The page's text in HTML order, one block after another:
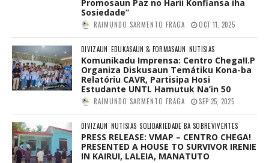
Promosaun Paz no Harii Konfiansa iha
Sosiedade”
RAIMUNDO SARMENTO FRAGA OCT 11, 2025
DIVIZAUN EDUKASAUN & FORMASAUN NUTISIAS
Komunikadu Imprensa: Centro Chega!I.P
Organiza Diskusaun Temátiku Kona-ba
Relatóriu CAVR, Partisipa Hosi
Estudante UNTL Hamutuk Na’in 50
RAIMUNDO SARMENTO FRAGA SEP 25, 2025
DIVIZAUN NUTISIAS SOLIDARIEDADE BA SOBREVIVENTES
PRESS RELEASE: VMAP – CENTRO CHEGA!
PRESENTED A HOUSE TO SURVIVOR IRENIE
IN KAIRUI, LALEIA, MANATUTO